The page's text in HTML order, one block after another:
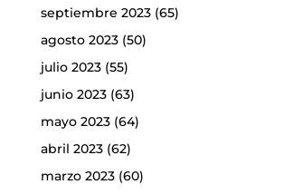
septiembre 2023(65)
agosto 2023(50)
julio 2023(55)
junio 2023(63)
mayo 2023(64)
abril 2023(62)
marzo 2023(60)